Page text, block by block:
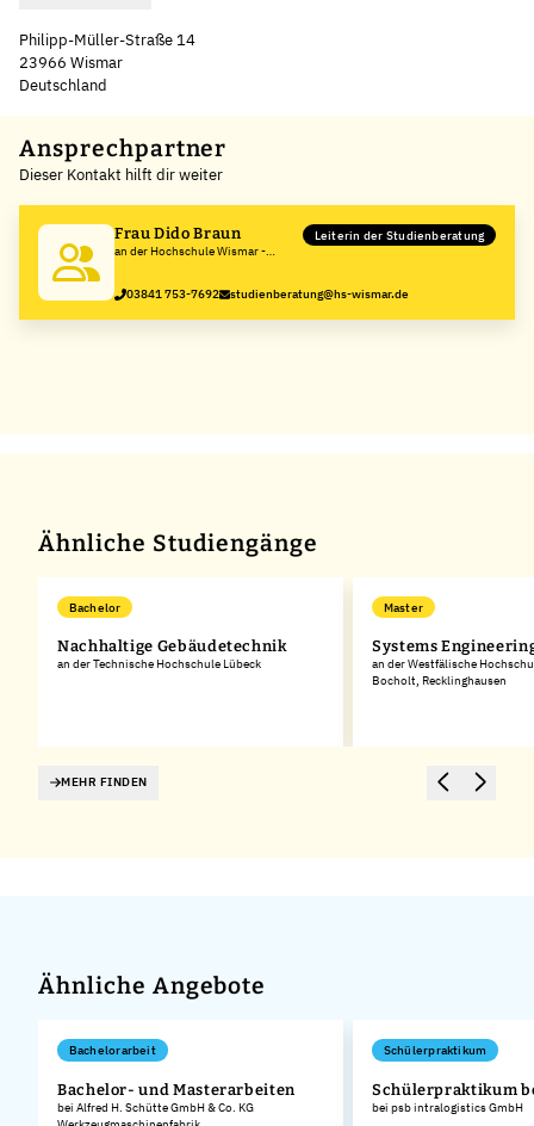
Philipp-Müller-Straße 14
23966 Wismar
Deutschland
Ansprechpartner
Dieser Kontakt hilft dir weiter
Frau Dido Braun
an der Hochschule Wismar -
Leiterin der Studienberatung
03841 753-7692 studienberatung@hs-wismar.de
Ähnliche Studiengänge
Bachelor
Nachhaltige Gebäudetechnik
an der Technische Hochschule Lübeck
Master
Systems
an der Westfälische
Bocholt, Recklinghausen
MEHR FINDEN
Ähnliche Angebote
Bachelorarbeit
Bachelor- und Masterarbeiten
bei Alfred H. Schütte GmbH & Co. KG
Schülerpraktikum
Schülerpraktikum
bei psb intralogistics GmbH